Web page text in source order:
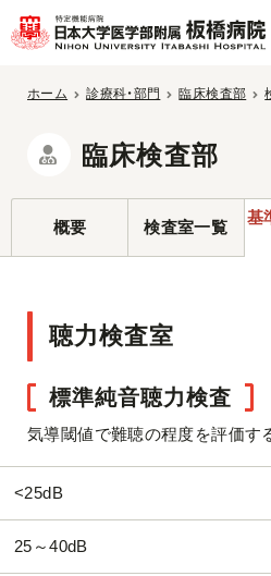
ホーム 診療科・部門 臨床検査部
臨床検査部
概要 検査室一覧
基
聴力検査室
標準純音聴力検査
気導閾値で難聴の程度を評価す
<25dB
25～40dB